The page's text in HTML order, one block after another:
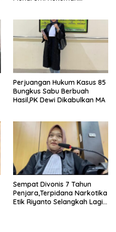
Perjuangan Hukum Kasus 85
Bungkus Sabu Berbuah
Hasil,PK Dewi Dikabulkan MA
Sempat Divonis 7 Tahun
Penjara,Terpidana Narkotika
Etik Riyanto Selangkah Lagi